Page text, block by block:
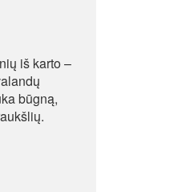
iš karto –
būgną,